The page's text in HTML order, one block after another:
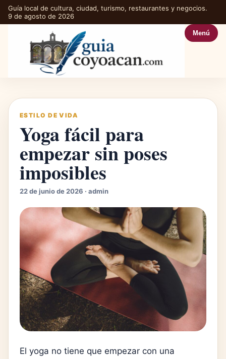
Guía local de cultura, ciudad, turismo, restaurantes y negocios.
9 de agosto de 2026
Menú
ESTILO DE VIDA
Yoga fácil para
empezar sin poses
imposibles
22 de junio de 2026 · admin
El yoga no tiene que empezar con una